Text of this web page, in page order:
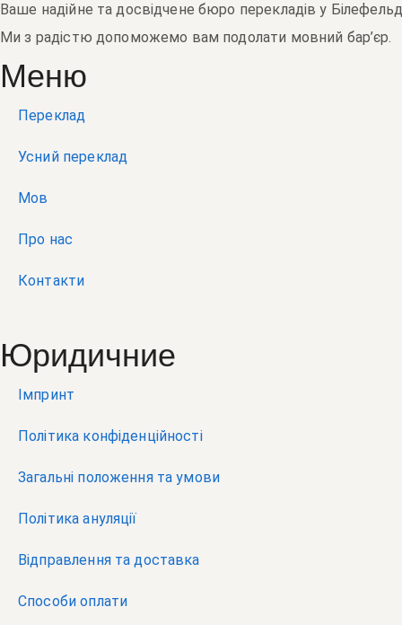
Ваше надійне та досвідчене бюро перекладів у
Ми з радістю допоможемо вам подолати мовний бар’єр.
Меню
Переклад
Усний переклад
Мов
Про нас
Контакти
Юридичние
Імпринт
Політика конфіденційності
Загальні положення та умови
Політика ануляції
Відправлення та доставка
Способи оплати